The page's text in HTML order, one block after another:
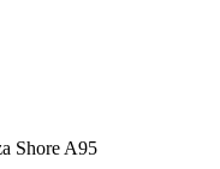
Shore A95